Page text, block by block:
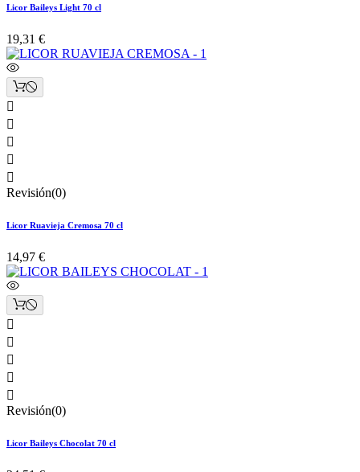
Licor Baileys Light 70 cl
19,31 €





Revisión(0)
Licor Ruavieja Cremosa 70 cl
14,97 €





Revisión(0)
Licor Baileys Chocolat 70 cl